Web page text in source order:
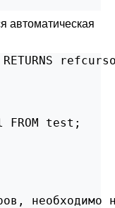
автоматическая
RETURNS
FROM test;
необходимо